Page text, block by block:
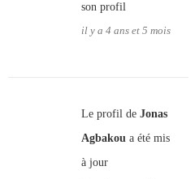
son profil
il y a 4 ans et 5 mois
Le profil de Jonas
Agbakou a été mis
à jour